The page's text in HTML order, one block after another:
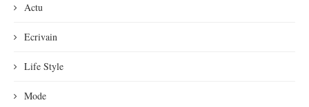
Actu
Ecrivain
Life Style
Mode